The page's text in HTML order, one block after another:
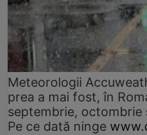
Meteorologii
prea a mai fost, în
septembrie, octombrie
Pe ce dată ninge